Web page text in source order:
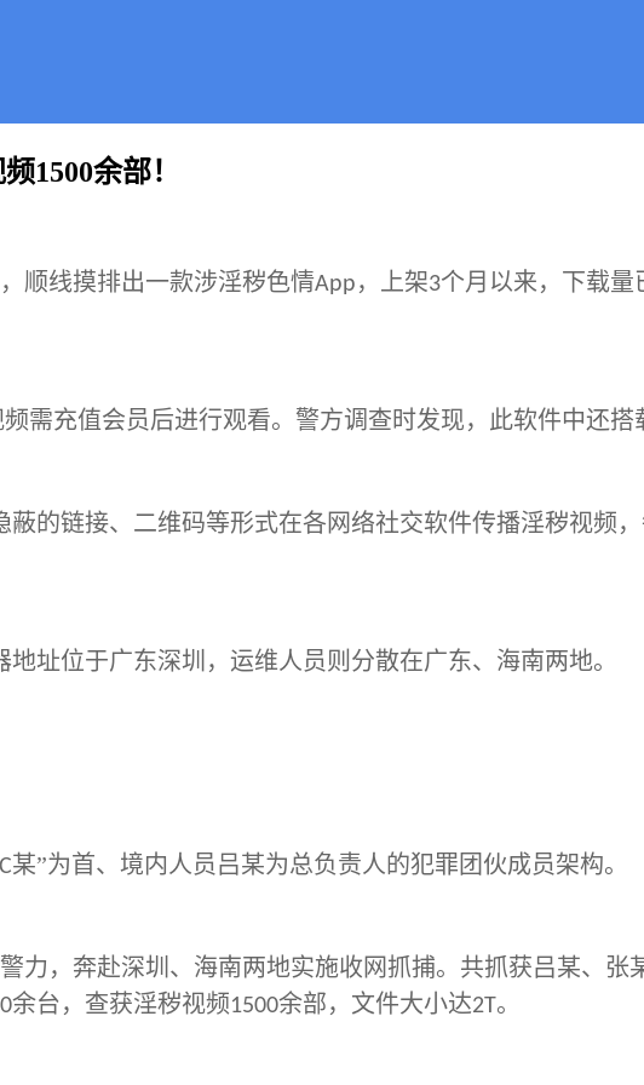
1500余部！
顺线摸排出一款涉淫秽色情App ，上架3个月以来，下载量
需充值会员后进行观看。警方调查时发现，此软件中还搭
的链接、二维码等形式在各网络社交软件传播淫秽视频
址位于广东深圳，运维人员则分散在广东、海南两地。
C某”为首、境内人员吕某为总负责人的犯罪团伙成员架构。
力，奔赴深圳、海南两地实施收网抓捕。共抓获吕某、张
余台，查获淫秽视频1500余部，文件大小达2T。